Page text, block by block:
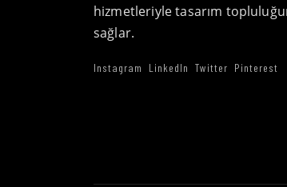
hizmetleriyle tasarım
sağlar.
Instagram LinkedIn Twitter Pinterest